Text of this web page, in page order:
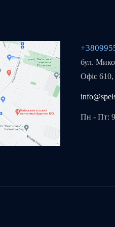
бул.
Офіс 610,
Пн - Пт: